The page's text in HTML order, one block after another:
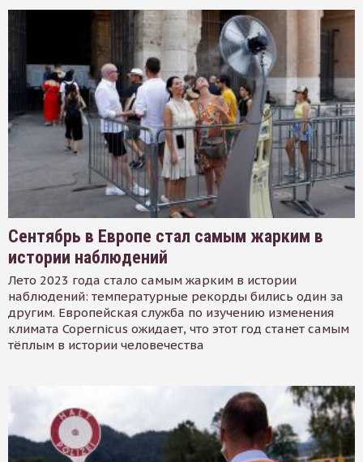
Сентябрь в Европе стал самым жарким в
истории наблюдений
Лето 2023 года стало самым жарким в истории
наблюдений: температурные рекорды бились один за
другим. Европейская служба по изучению изменения
климата Copernicus ожидает, что этот год станет самым
тёплым в истории человечества